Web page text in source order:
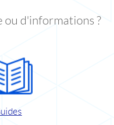
ou d'informations ?